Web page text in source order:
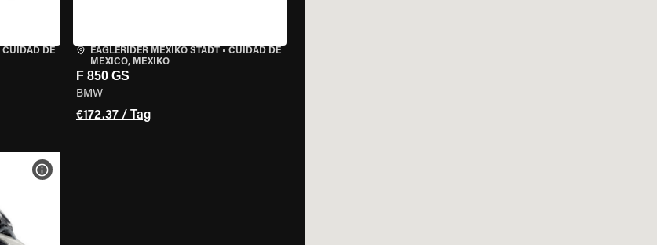
CUIDAD DE
EAGLERIDER MEXIKO STADT• CUIDAD DE
MEXICO, MEXIKO
F 850 GS
BMW
€172.37 / Tag
MOTORRAD-DETAILS ANZEIGEN